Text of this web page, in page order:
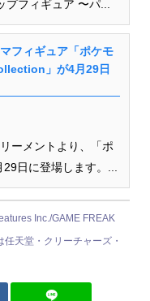
フィギュア 〜パ...
フィギュア「ポケモ
」が4月29日
ーメントより、「ポ
日に登場します。...
Inc./GAME FREAK
天堂・クリーチャーズ・